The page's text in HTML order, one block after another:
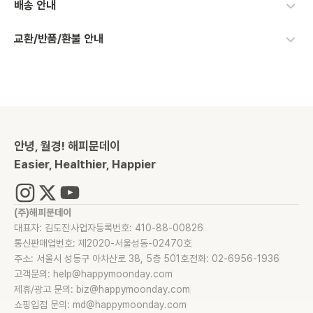
배송 안내
교환/반품/환불 안내
안녕, 월경! 해피문데이
Easier, Healthier, Happier
(주)해피문데이
대표자: 김도진사업자등록번호: 410-88-00826
통신판매업번호: 제2020-서울성동-02470호
주소: 서울시 성동구 아차산로 38, 5층 501호전화: 02-6956-1936
고객문의: help@happymoonday.com
제휴/광고 문의: biz@happymoonday.com
쇼핑입점 문의: md@happymoonday.com